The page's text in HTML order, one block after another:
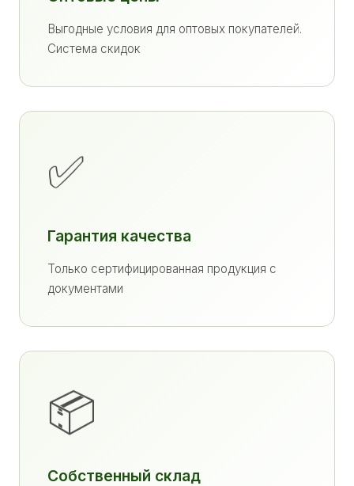
Выгодные условия для оптовых покупателей.
Система скидок
✅
Гарантия качества
Только сертифицированная продукция с
документами
📦
Собственный склад